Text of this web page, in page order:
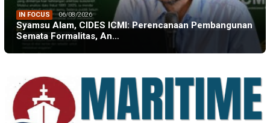
IN FOCUS 06/08/2026
Syamsu Alam, CIDES ICMI: Perencanaan Pembangunan
Semata Formalitas, An…